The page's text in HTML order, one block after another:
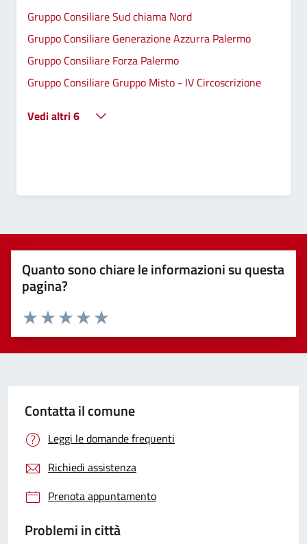
Gruppo Consiliare Sud chiama Nord
Gruppo Consiliare Generazione Azzurra Palermo
Gruppo Consiliare Forza Palermo
Gruppo Consiliare Gruppo Misto - IV Circoscrizione
Vedi altri 6
Quanto sono chiare le informazioni su questa
pagina?
Valuta 5 stelle su 5
Valuta 4 stelle su 5
Valuta 3 stelle su 5
Valuta 2 stelle su 5
Valuta 1 stelle su 5
Contatta il comune
Leggi le domande frequenti
Richiedi assistenza
Prenota appuntamento
Problemi in città